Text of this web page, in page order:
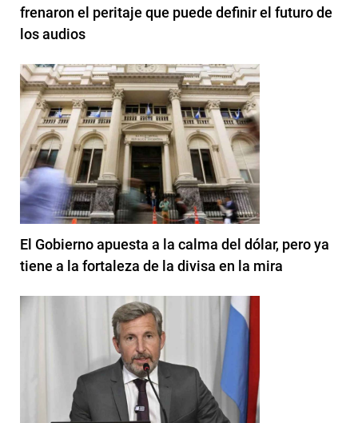
frenaron el peritaje que puede definir el futuro de
los audios
El Gobierno apuesta a la calma del dólar, pero ya
tiene a la fortaleza de la divisa en la mira